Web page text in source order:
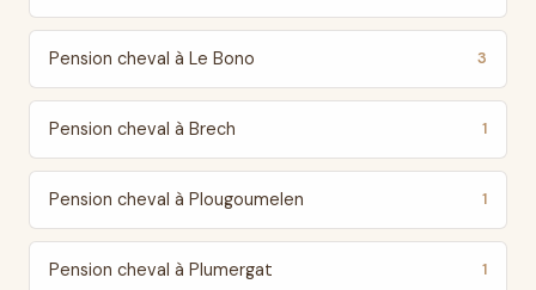
Pension cheval à Le Bono 3
Pension cheval à Brech 1
Pension cheval à Plougoumelen 1
Pension cheval à Plumergat 1